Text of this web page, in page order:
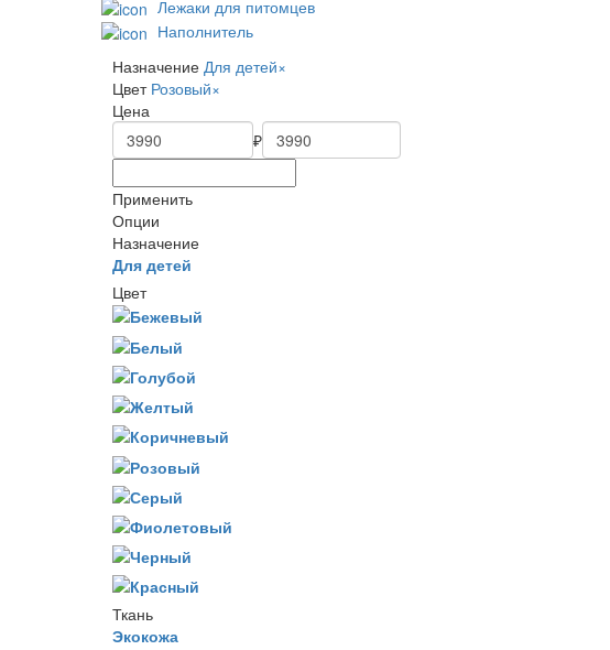
Лежаки для питомцев
Наполнитель
Назначение Для детей×
Цвет Розовый×
Цена
₽
Применить
Опции
Назначение
Для детей
Цвет
Ткань
Экокожа